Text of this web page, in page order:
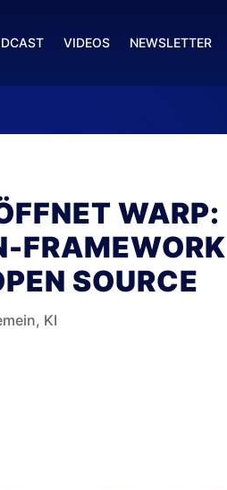
VIDEOS NEWSLETTER
WARP:
FRAMEWORK
SOURCE
, KI